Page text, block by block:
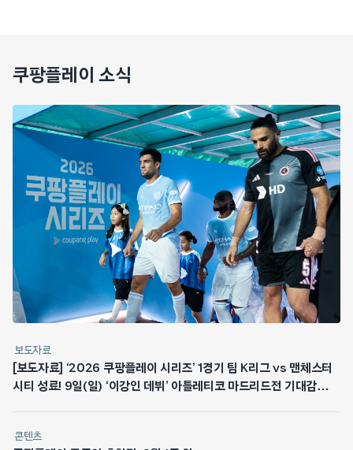
쿠팡플레이 소식
보도자료
[보도자료] ‘2026 쿠팡플레이 시리즈’ 1경기 팀 K리그 vs 맨체스터
시티 성료! 9일(일) ‘이강인 데뷔’ 아틀레티코 마드리드전 기대감
콘텐츠